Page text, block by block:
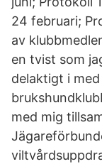
24 februari;
av
en tvist som
delaktigt i
med mig